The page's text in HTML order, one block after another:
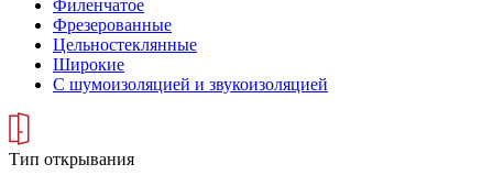
Филенчатое
Фрезерованные
Цельностеклянные
Широкие
С шумоизоляцией и звукоизоляцией
Тип открывания